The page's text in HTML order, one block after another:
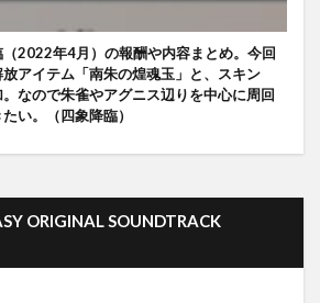
（2022年4月）の報酬や内容まとめ。今回
アイテム「南朱の煌魂玉」と、スキン
。なので朱雀やアグニス辺りを中心に周回
い。（四象降臨）
ORIGINAL SOUNDTRACK